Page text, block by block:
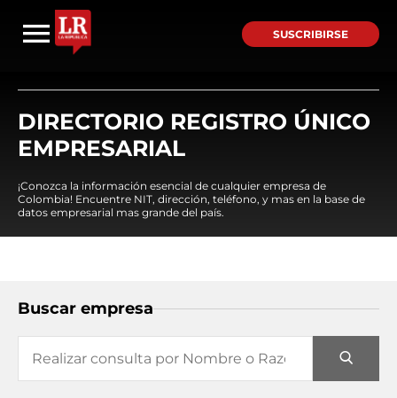
SUSCRIBIRSE
DIRECTORIO REGISTRO ÚNICO
EMPRESARIAL
¡Conozca la información esencial de cualquier empresa de
Colombia! Encuentre NIT, dirección, teléfono, y mas en la base de
datos empresarial mas grande del país.
Buscar empresa